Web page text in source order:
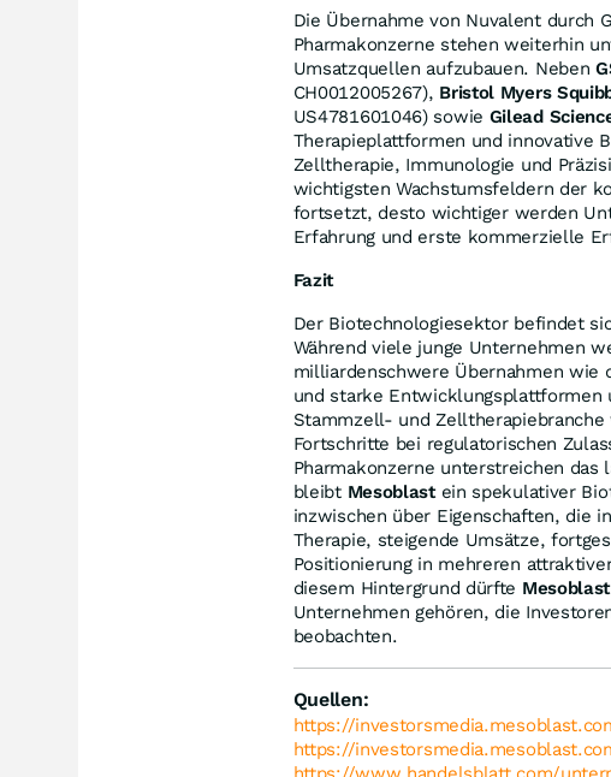
Die Übernahme von Nuvalent durch
Pharmakonzerne stehen weiterhin
Umsatzquellen aufzubauen. Neben
CH0012005267), Bristol Myers
US4781601046) sowie Gilead
Therapieplattformen und innovative
Zelltherapie, Immunologie und
wichtigsten Wachstumsfeldern der
fortsetzt, desto wichtiger werden
Erfahrung und erste kommerzielle
Fazit
Der Biotechnologiesektor befindet
Während viele junge Unternehmen
milliardenschwere Übernahmen
und starke Entwicklungsplattformen
Stammzell- und
Fortschritte bei regulatorischen
Pharmakonzerne unterstreichen
bleibt Mesoblastein spekulativer
inzwischen über Eigenschaften, die
Therapie, steigende Umsätze,
Positionierung in mehreren
diesem Hintergrund dürfte Mesoblast
Unternehmen gehören, die
beobachten.
Quellen:
https://
https://